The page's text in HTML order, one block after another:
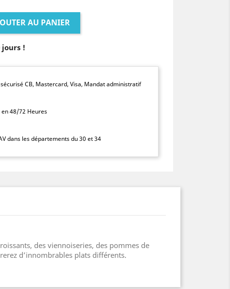
AU PANIER
jours !
CB, Mastercard, Visa, Mandat administratif
48/72 Heures
dans les départements du 30 et 34
des viennoiseries, des pommes de
d’innombrables plats différents.